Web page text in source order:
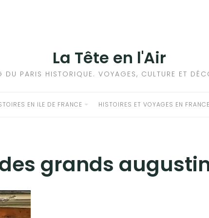
La Tête en l'Air
DU PARIS HISTORIQUE. VOYAGES, CULTURE ET
EN ILE DE FRANCE HISTOIRES ET VOYAGES EN FRANCE
grands